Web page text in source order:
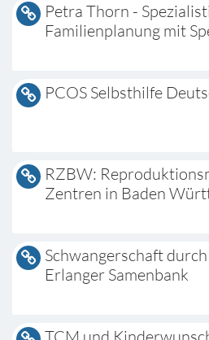
Petra Thorn -
Familienplanung mit
PCOS Selbsthilfe
RZBW:
Zentren in Baden
Schwangerschaft
Erlanger Samenbank